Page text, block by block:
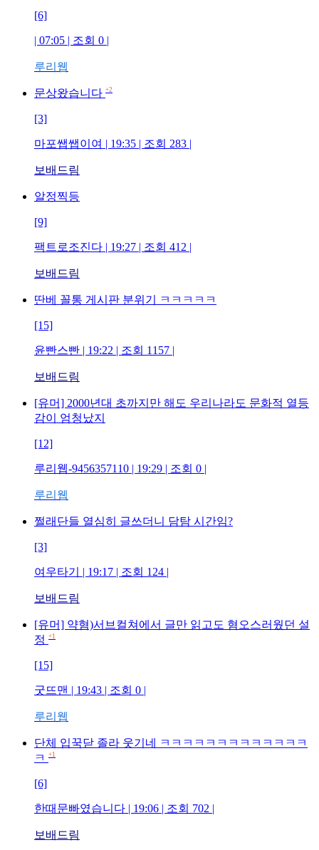
[6]
| 07:05 | 조회 0 |
루리웹
문상왔습니다 +2
[3]
마포쌥쌥이여 | 19:35 | 조회 283 |
보배드림
알정찍등
[9]
팩트로조진다 | 19:27 | 조회 412 |
보배드림
딴베 꼴통 게시판 분위기 ㅋㅋㅋㅋㅋ
[15]
윤빤스빤 | 19:22 | 조회 1157 |
보배드림
[유머] 2000년대 초까지만 해도 우리나라도 문화적 열등
감이 엄청났지
[12]
루리웹-9456357110 | 19:29 | 조회 0 |
루리웹
쩔래단들 열심히 글쓰더니 담탐 시간임?
[3]
여우타기 | 19:17 | 조회 124 |
보배드림
[유머] 약혐)서브컬쳐에서 글만 읽고도 혐오스러웠던 설
정 +1
[15]
굿뜨맨 | 19:43 | 조회 0 |
루리웹
단체 입꾹닫 졸라 웃기네 ㅋㅋㅋㅋㅋㅋㅋㅋㅋㅋㅋㅋㅋ
ㅋ
+1
[6]
한때문빠였습니다 | 19:06 | 조회 702 |
보배드림